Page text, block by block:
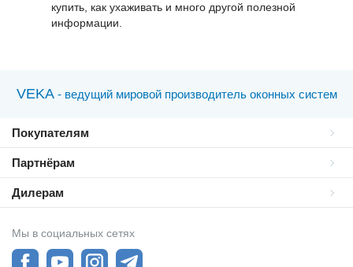
купить, как ухаживать и много другой полезной
информации.
VEKA - ведущий мировой производитель оконных систем
Покупателям
Партнёрам
Дилерам
Мы в социальных сетях